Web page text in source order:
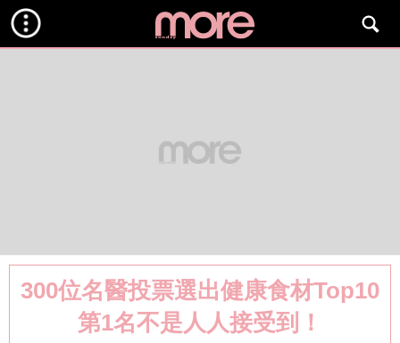
300位名醫投票選出健康食材Top10
第1名不是人人接受到！